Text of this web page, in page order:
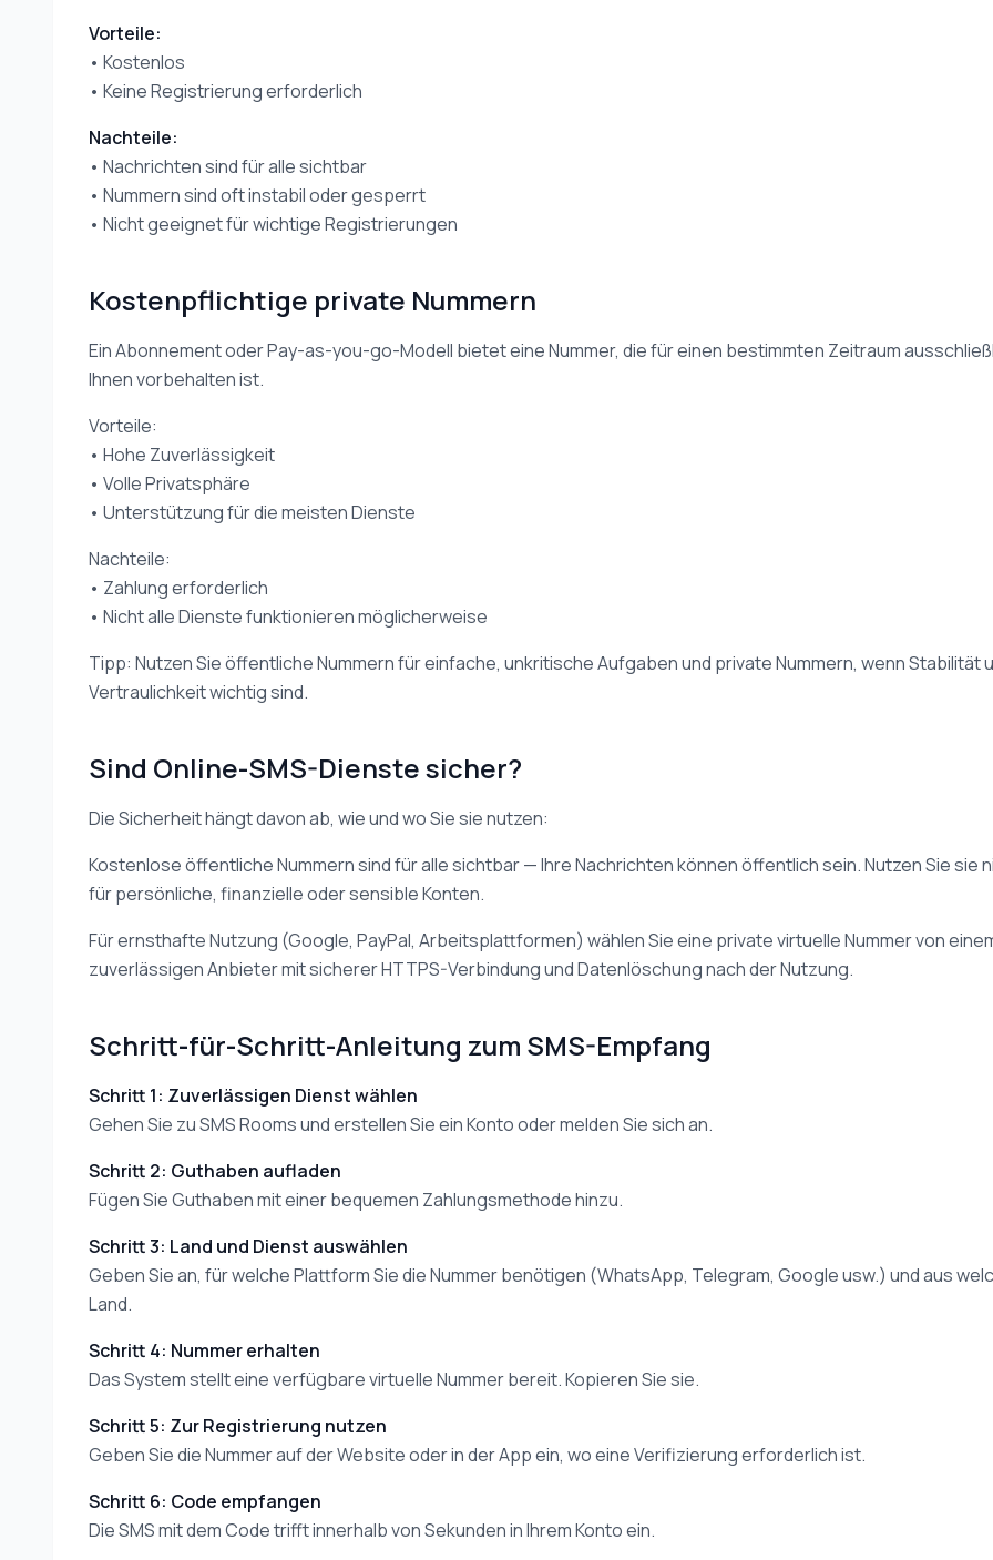
Vorteile:
• Kostenlos
• Keine Registrierung erforderlich
Nachteile:
• Nachrichten sind für alle sichtbar
• Nummern sind oft instabil oder gesperrt
• Nicht geeignet für wichtige Registrierungen
Kostenpflichtige private Nummern
Ein Abonnement oder Pay-as-you-go-Modell bietet eine Nummer, die für einen bestimmten Zeitraum
Ihnen vorbehalten ist.
Vorteile:
• Hohe Zuverlässigkeit
• Volle Privatsphäre
• Unterstützung für die meisten Dienste
Nachteile:
• Zahlung erforderlich
• Nicht alle Dienste funktionieren möglicherweise
Tipp: Nutzen Sie öffentliche Nummern für einfache, unkritische Aufgaben und private Nummern, wenn Stabilität
Vertraulichkeit wichtig sind.
Sind Online-SMS-Dienste sicher?
Die Sicherheit hängt davon ab, wie und wo Sie sie nutzen:
Kostenlose öffentliche Nummern sind für alle sichtbar — Ihre Nachrichten können öffentlich sein. Nutzen Sie sie
für persönliche, finanzielle oder sensible Konten.
Für ernsthafte Nutzung (Google, PayPal, Arbeitsplattformen) wählen Sie eine private virtuelle Nummer von
zuverlässigen Anbieter mit sicherer HTTPS-Verbindung und Datenlöschung nach der Nutzung.
Schritt-für-Schritt-Anleitung zum SMS-Empfang
Schritt 1: Zuverlässigen Dienst wählen
Gehen Sie zu SMS Rooms und erstellen Sie ein Konto oder melden Sie sich an.
Schritt 2: Guthaben aufladen
Fügen Sie Guthaben mit einer bequemen Zahlungsmethode hinzu.
Schritt 3: Land und Dienst auswählen
Geben Sie an, für welche Plattform Sie die Nummer benötigen (WhatsApp, Telegram, Google usw.) und aus
Land.
Schritt 4: Nummer erhalten
Das System stellt eine verfügbare virtuelle Nummer bereit. Kopieren Sie sie.
Schritt 5: Zur Registrierung nutzen
Geben Sie die Nummer auf der Website oder in der App ein, wo eine Verifizierung erforderlich ist.
Schritt 6: Code empfangen
Die SMS mit dem Code trifft innerhalb von Sekunden in Ihrem Konto ein.